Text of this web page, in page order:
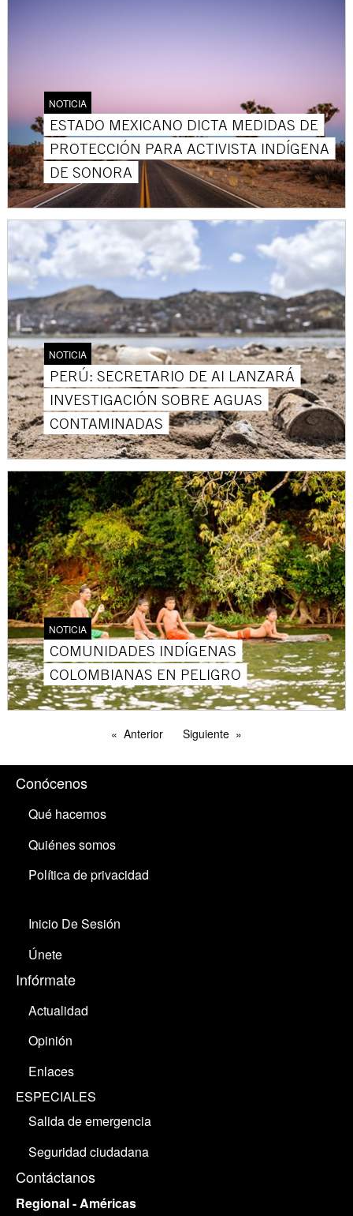
NOTICIA
ESTADO MEXICANO DICTA MEDIDAS DE
PROTECCIÓN PARA ACTIVISTA INDÍGENA
DE SONORA
NOTICIA
PERÚ: SECRETARIO DE AI LANZARÁ
INVESTIGACIÓN SOBRE AGUAS
CONTAMINADAS
NOTICIA
COMUNIDADES INDÍGENAS
COLOMBIANAS EN PELIGRO
Anterior Siguiente
Conócenos
Qué hacemos
Quiénes somos
Política de privacidad
Inicio De Sesión
Únete
Infórmate
Actualidad
Opinión
Enlaces
ESPECIALES
Salida de emergencia
Seguridad ciudadana
Contáctanos
Regional - Américas